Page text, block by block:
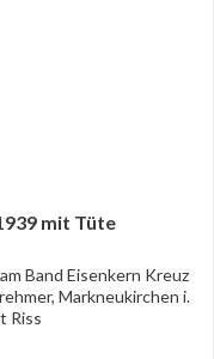
mit Tüte
Band Eisenkern Kreuz
Markneukirchen i.
Riss